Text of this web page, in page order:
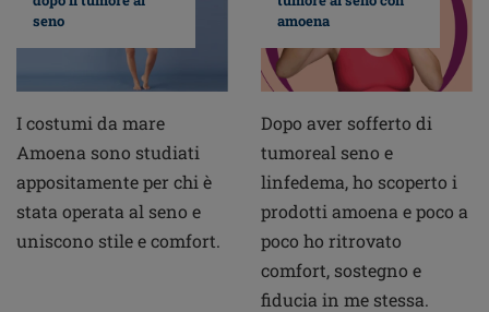
seno
I costumi da mare
Amoena sono studiati
appositamente per chi è
stata operata al seno e
uniscono stile e comfort.
amoena
Dopo aver sofferto di
tumoreal seno e
linfedema, ho scoperto i
prodotti amoena e poco a
poco ho ritrovato
comfort, sostegno e
fiducia in me stessa.